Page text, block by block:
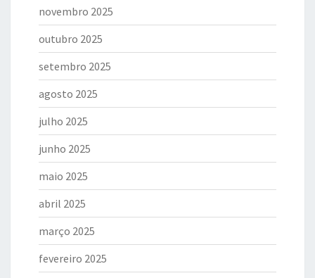
novembro 2025
outubro 2025
setembro 2025
agosto 2025
julho 2025
junho 2025
maio 2025
abril 2025
março 2025
fevereiro 2025